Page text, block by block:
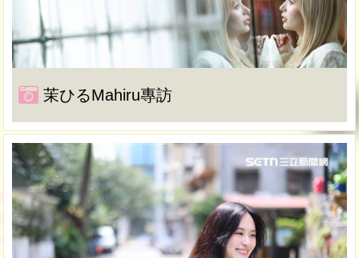
茉ひるMahiru專訪